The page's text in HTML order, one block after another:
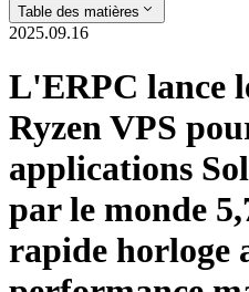
Table des matières
2025.09.16
L'ERPC lance
Ryzen VPS
applications
par le monde
rapide horloge